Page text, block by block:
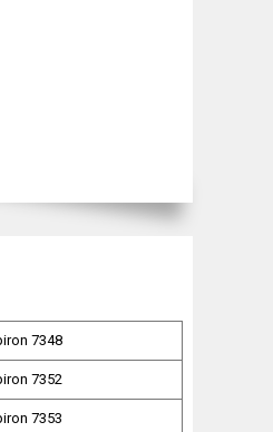
7348
7352
7353